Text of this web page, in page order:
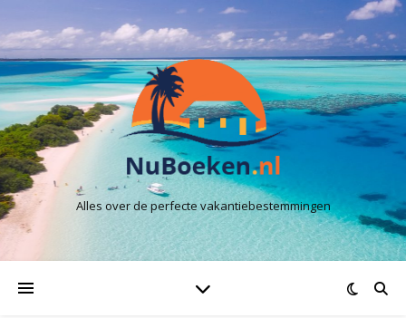
Alles over de perfecte vakantiebestemmingen